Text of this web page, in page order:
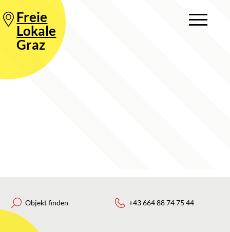
Freie
Lokale
Graz
Objekt finden +43 664 88 74 75 44